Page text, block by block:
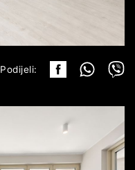
Podijeli: